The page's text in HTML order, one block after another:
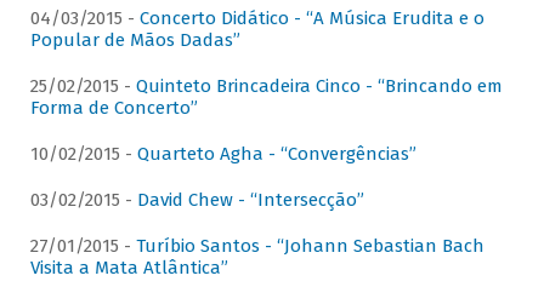
04/03/2015 - Concerto Didático - “A Música Erudita e o
Popular de Mãos Dadas”
25/02/2015 - Quinteto Brincadeira Cinco - “Brincando em
Forma de Concerto”
10/02/2015 - Quarteto Agha - “Convergências”
03/02/2015 - David Chew - “Intersecção”
27/01/2015 - Turíbio Santos - “Johann Sebastian Bach
Visita a Mata Atlântica”